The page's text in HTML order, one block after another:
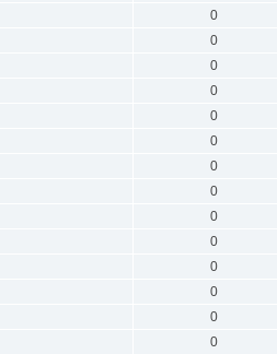
0
0
0
0
0
0
0
0
0
0
0
0
0
0